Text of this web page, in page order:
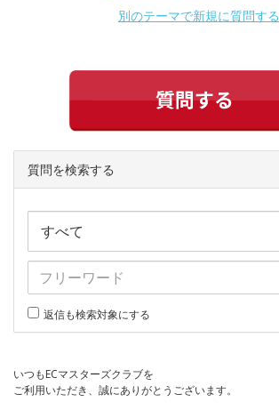
別のテーマで新規に質問する
質問を検索する
返信も検索対象にする
いつもECマスターズクラブを
ご利用いただき、誠にありがとうございます。